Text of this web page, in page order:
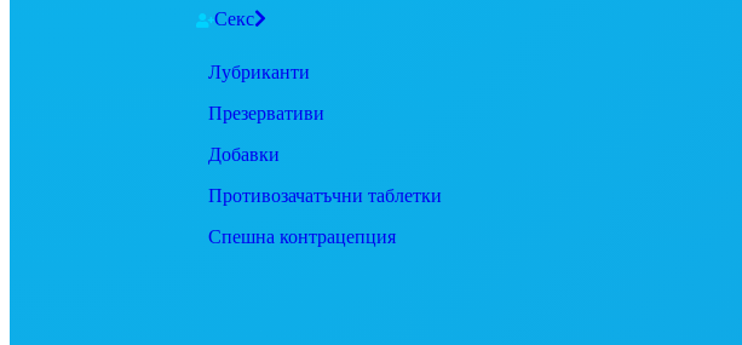
Секс
Лубриканти
Презервативи
Добавки
Противозачатъчни таблетки
Спешна контрацепция